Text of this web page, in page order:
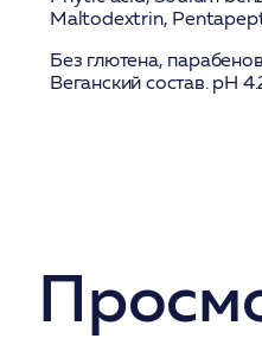
Maltodextrin,
Без глютена,
Веганский состав. pH